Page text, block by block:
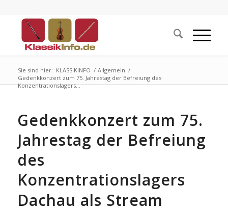
Sie sind hier: KLASSIKINFO / Allgemein /
Gedenkkonzert zum 75. Jahrestag der Befreiung des
Konzentrationslagers...
Gedenkkonzert zum 75.
Jahrestag der Befreiung
des
Konzentrationslagers
Dachau als Stream